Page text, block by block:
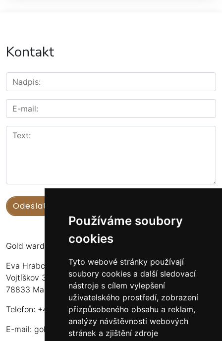
Používáme soubory
cookies
Tyto webové stránky používají
soubory cookies a další sledovací
nástroje s cílem vylepšení
uživatelského prostředí, zobrazení
přizpůsobeného obsahu a reklam,
analýzy návštěvnosti webových
stránek a zjištění zdroje
Kontakt
Gold warden
Eva Hrabcová
Vojtíškov 3
78833 Malá Morava
Telefon: +420 777 549 171
E-mail: goldwarden@gmail.com